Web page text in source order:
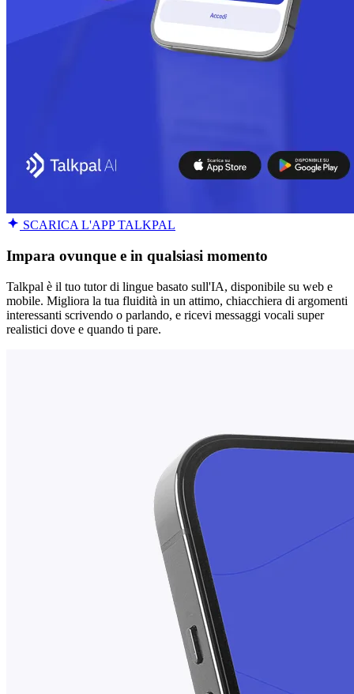
SCARICA L'APP TALKPAL
Impara ovunque e in qualsiasi momento
Talkpal è il tuo tutor di lingue basato sull'IA, disponibile su web e
mobile. Migliora la tua fluidità in un attimo, chiacchiera di argomenti
interessanti scrivendo o parlando, e ricevi messaggi vocali super
realistici dove e quando ti pare.